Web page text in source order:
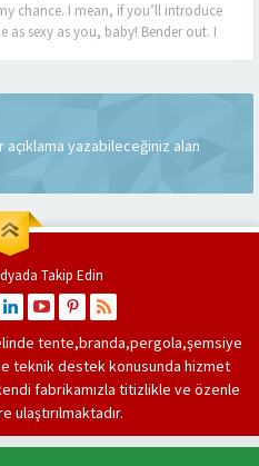
chance. I mean, if you’ll introduce
as sexy as you, baby! Bender out. I
açıklama yazabileceğiniz alan
Takip Edin
tente,branda,pergola,şemsiye
teknik destek konusunda hizmet
fabrikamızla titizlikle ve özenle